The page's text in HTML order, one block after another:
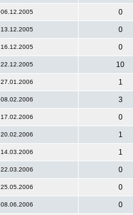
06.12.2005 0
13.12.2005 0
16.12.2005 0
22.12.2005 10
27.01.2006 1
08.02.2006 3
17.02.2006 0
20.02.2006 1
14.03.2006 1
22.03.2006 0
25.05.2006 0
08.06.2006 0